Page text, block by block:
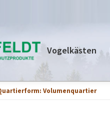
Vogelkästen
Volumenquartier